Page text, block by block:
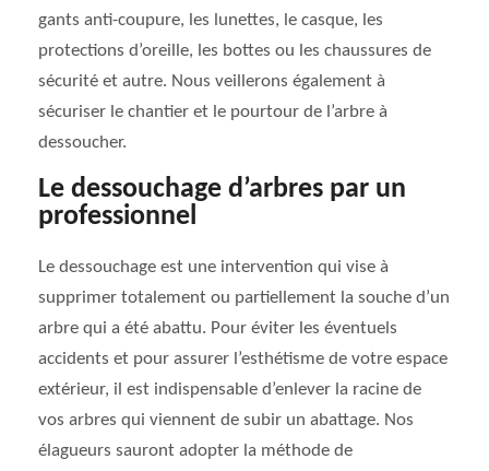
gants anti-coupure, les lunettes, le casque, les
protections d’oreille, les bottes ou les chaussures de
sécurité et autre. Nous veillerons également à
sécuriser le chantier et le pourtour de l’arbre à
dessoucher.
Le dessouchage d’arbres par un
professionnel
Le dessouchage est une intervention qui vise à
supprimer totalement ou partiellement la souche d’un
arbre qui a été abattu. Pour éviter les éventuels
accidents et pour assurer l’esthétisme de votre espace
extérieur, il est indispensable d’enlever la racine de
vos arbres qui viennent de subir un abattage. Nos
élagueurs sauront adopter la méthode de